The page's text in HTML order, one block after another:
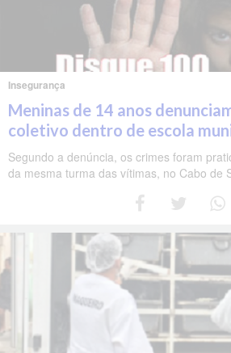
Insegurança
Meninas de 14 anos
coletivo dentro de escola
Segundo a denúncia, os crimes foram
da mesma turma das vítimas, no Cabo de